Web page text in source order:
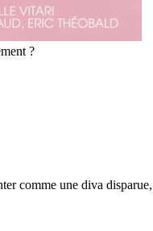
?
comme une diva